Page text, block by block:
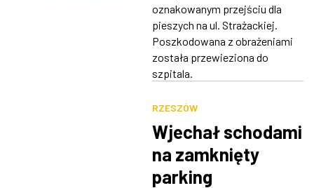
oznakowanym przejściu dla
pieszych na ul. Strażackiej.
Poszkodowana z obrażeniami
została przewieziona do
szpitala.
RZESZÓW
Wjechał schodami
na zamknięty
parking